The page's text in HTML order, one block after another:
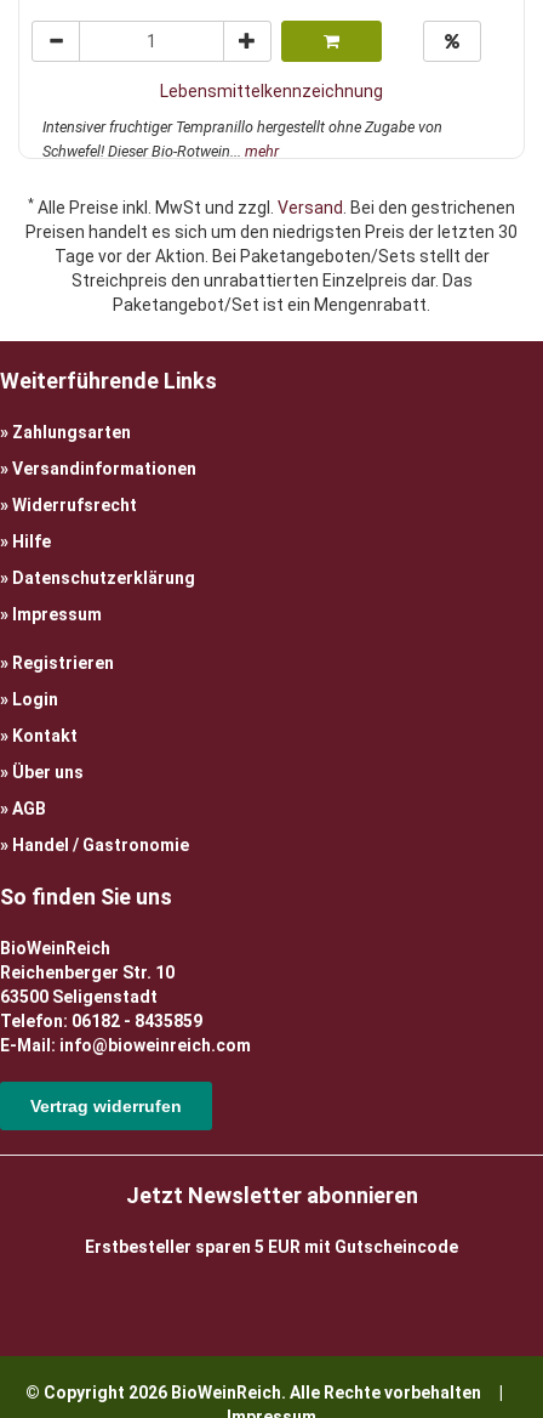
Lebensmittelkennzeichnung
Intensiver fruchtiger Tempranillo hergestellt ohne Zugabe von
Schwefel! Dieser Bio-Rotwein... mehr
* Alle Preise inkl. MwSt und zzgl. Versand. Bei den gestrichenen
Preisen handelt es sich um den niedrigsten Preis der letzten 30
Tage vor der Aktion. Bei Paketangeboten/Sets stellt der
Streichpreis den unrabattierten Einzelpreis dar. Das
Paketangebot/Set ist ein Mengenrabatt.
Weiterführende Links
Zahlungsarten
Versandinformationen
Widerrufsrecht
Hilfe
Datenschutzerklärung
Impressum
Registrieren
Login
Kontakt
Über uns
AGB
Handel / Gastronomie
So finden Sie uns
BioWeinReich
Reichenberger Str. 10
63500 Seligenstadt
Telefon: 06182 - 8435859
E-Mail: info@bioweinreich.com
Vertrag widerrufen
Jetzt Newsletter abonnieren
Erstbesteller sparen 5 EUR mit Gutscheincode
© Copyright 2026 BioWeinReich. Alle Rechte vorbehalten |